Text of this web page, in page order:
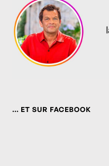
… ET SUR FACEBOOK